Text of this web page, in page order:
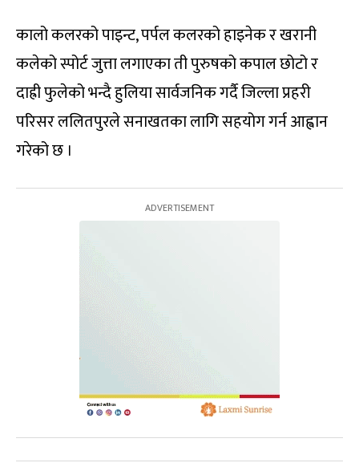
कालो कलरको पाइन्ट, पर्पल कलरको हाइनेक र खरानी
कलेको स्पोर्ट जुत्ता लगाएका ती पुरुषको कपाल छोटो र
दाह्री फुलेको भन्दै हुलिया सार्वजनिक गर्दै जिल्ला प्रहरी
परिसर ललितपुरले सनाखतका लागि सहयोग गर्न आह्वान
गरेको छ ।